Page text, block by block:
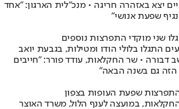
יצא באזהרה חריגה • מנכ"לית הארגון: "אחד
שפעת אנושי"
שני מוקדי התפרצות נוספים
התגלו בלולי הודו ומטילות, בגבעת יואב
דבורה • שר החקלאות, עודד פורר: "חייבים
הזה גם בשנה הבאה"
שפעת העופות בצפון
במועצה לענף הלול, משרד האוצר